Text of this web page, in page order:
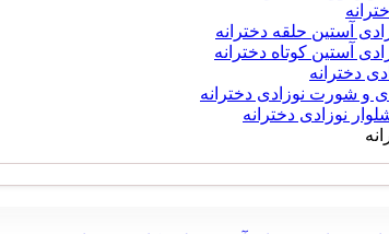
آستین حلقه دخترانه
آستین کوتاه دخترانه
دخترانه
و شورت نوزادی دخترانه
نوزادی دخترانه